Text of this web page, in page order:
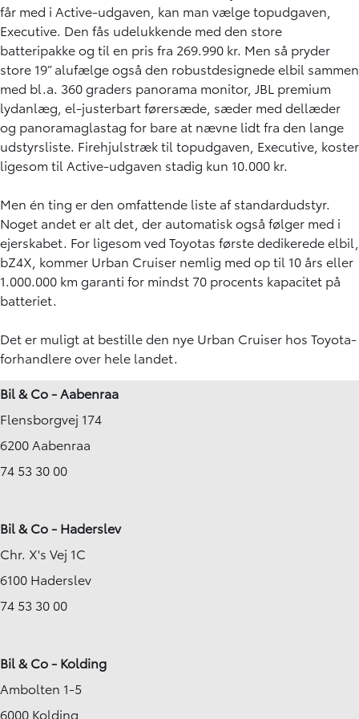
får med i Active-udgaven, kan man vælge topudgaven,
Executive. Den fås udelukkende med den store
batteripakke og til en pris fra 269.990 kr. Men så pryder
store 19” alufælge også den robustdesignede elbil sammen
med bl.a. 360 graders panorama monitor, JBL premium
lydanlæg, el-justerbart førersæde, sæder med dellæder
og panoramaglastag for bare at nævne lidt fra den lange
udstyrsliste. Firehjulstræk til topudgaven, Executive, koster
ligesom til Active-udgaven stadig kun 10.000 kr.
Men én ting er den omfattende liste af standardudstyr.
Noget andet er alt det, der automatisk også følger med i
ejerskabet. For ligesom ved Toyotas første dedikerede elbil,
bZ4X, kommer Urban Cruiser nemlig med op til 10 års eller
1.000.000 km garanti for mindst 70 procents kapacitet på
batteriet.
Det er muligt at bestille den nye Urban Cruiser hos Toyota-
forhandlere over hele landet.
Bil & Co - Aabenraa
Flensborgvej 174
6200 Aabenraa
74 53 30 00
Bil & Co - Haderslev
Chr. X's Vej 1C
6100 Haderslev
74 53 30 00
Bil & Co - Kolding
Ambolten 1-5
6000 Kolding